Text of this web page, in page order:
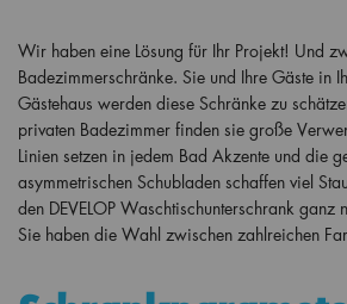
Wir haben eine Lösung für Ihr Projekt! Und
Badezimmerschränke. Sie und Ihre Gäste in
Gästehaus werden diese Schränke zu
privaten Badezimmer finden sie große
Linien setzen in jedem Bad Akzente und die
asymmetrischen Schubladen schaffen viel
den DEVELOP Waschtischunterschrank ganz
Sie haben die Wahl zwischen zahlreichen